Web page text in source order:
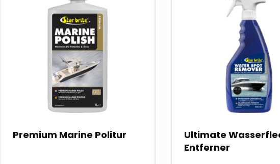
Premium Marine Politur
Ultimate
Entferner